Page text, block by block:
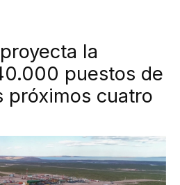
la
puestos de
próximos cuatro